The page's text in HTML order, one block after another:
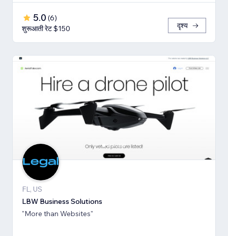
5.0 (6)
शुरूआती रेट $150
दृश्य
FL, US
LBW Business Solutions
"More than Websites"